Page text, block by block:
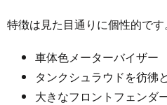
特徴は見た目通りに個性的です。
車体色メーターバイザー
タンクシュラウドを彷彿
大きなフロントフェンダ